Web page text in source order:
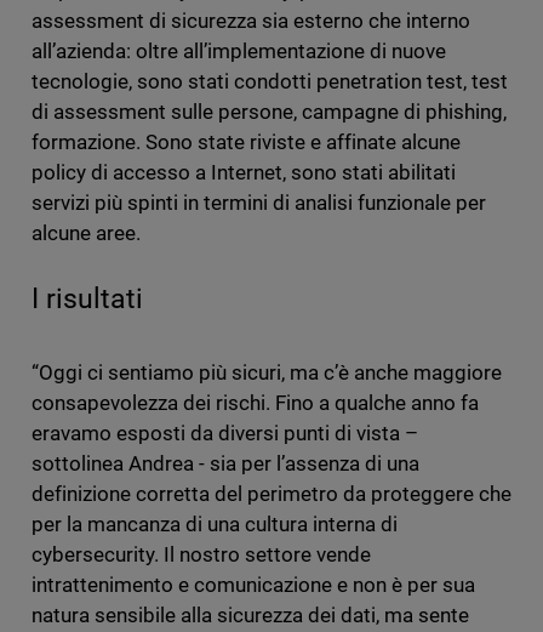
assessment di sicurezza sia esterno che interno
all’azienda: oltre all’implementazione di nuove
tecnologie, sono stati condotti penetration test, test
di assessment sulle persone, campagne di phishing,
formazione. Sono state riviste e affinate alcune
policy di accesso a Internet, sono stati abilitati
servizi più spinti in termini di analisi funzionale per
alcune aree.
I risultati
“Oggi ci sentiamo più sicuri, ma c’è anche maggiore
consapevolezza dei rischi. Fino a qualche anno fa
eravamo esposti da diversi punti di vista –
sottolinea Andrea - sia per l’assenza di una
definizione corretta del perimetro da proteggere che
per la mancanza di una cultura interna di
cybersecurity. Il nostro settore vende
intrattenimento e comunicazione e non è per sua
natura sensibile alla sicurezza dei dati, ma sente